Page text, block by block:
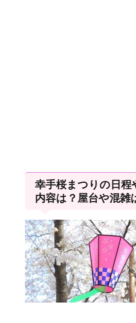
幸手桜まつりの日程
内容は？屋台や混雑